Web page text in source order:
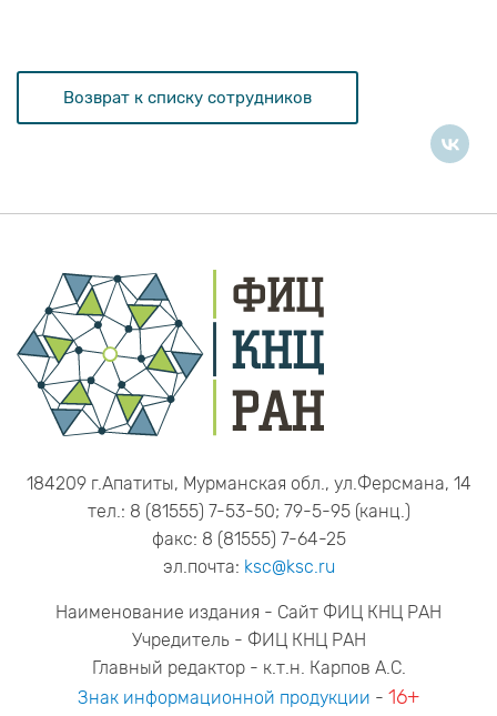
Возврат к списку сотрудников
184209 г.Апатиты, Мурманская обл., ул.Ферсмана, 14
тел.: 8 (81555) 7-53-50; 79-5-95 (канц.)
факс: 8 (81555) 7-64-25
эл.почта: ksc@ksc.ru
Наименование издания - Сайт ФИЦ КНЦ РАН
Учредитель - ФИЦ КНЦ РАН
Главный редактор - к.т.н. Карпов А.С.
Знак информационной продукции - 16+